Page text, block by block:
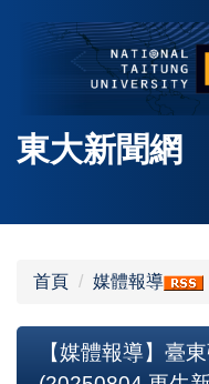
容
東大新聞網
首頁 媒體報導
【媒體報導】臺